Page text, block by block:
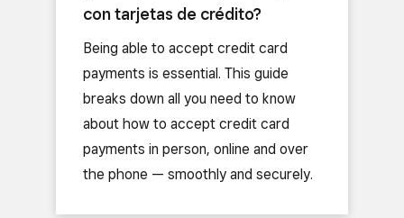
con tarjetas de crédito?
Being able to accept credit card
payments is essential. This guide
breaks down all you need to know
about how to accept credit card
payments in person, online and over
the phone — smoothly and securely.